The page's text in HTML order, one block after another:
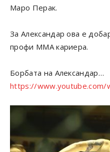
Маро Перак.
За Александар ова е
профи ММА кариера.
Борбата на Александар…
https://www.youtube.com/